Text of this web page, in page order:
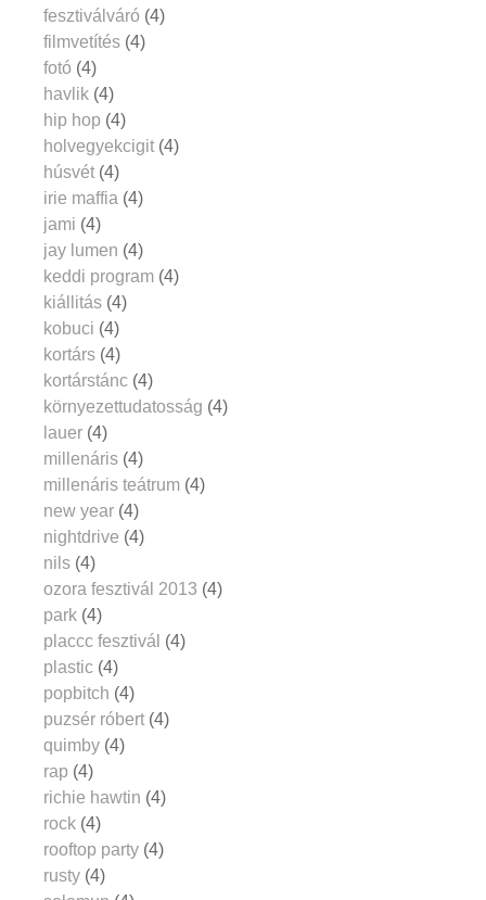
fesztiválváró (4)
filmvetítés (4)
fotó (4)
havlik (4)
hip hop (4)
holvegyekcigit (4)
húsvét (4)
irie maffia (4)
jami (4)
jay lumen (4)
keddi program (4)
kiállitás (4)
kobuci (4)
kortárs (4)
kortárstánc (4)
környezettudatosság (4)
lauer (4)
millenáris (4)
millenáris teátrum (4)
new year (4)
nightdrive (4)
nils (4)
ozora fesztivál 2013 (4)
park (4)
placcc fesztivál (4)
plastic (4)
popbitch (4)
puzsér róbert (4)
quimby (4)
rap (4)
richie hawtin (4)
rock (4)
rooftop party (4)
rusty (4)